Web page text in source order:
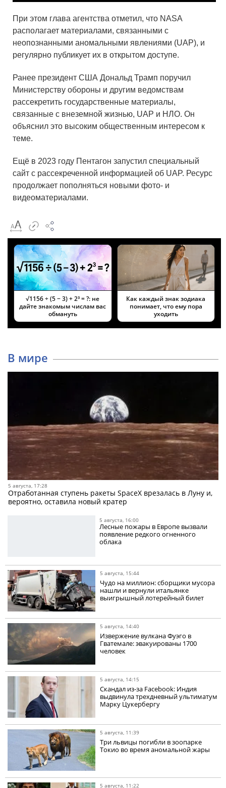
При этом глава агентства отметил, что NASA
располагает материалами, связанными с
неопознанными аномальными явлениями (UAP), и
регулярно публикует их в открытом доступе.
Ранее президент США Дональд Трамп поручил
Министерству обороны и другим ведомствам
рассекретить государственные материалы,
связанные с внеземной жизнью, UAP и НЛО. Он
объяснил это высоким общественным интересом к
теме.
Ещё в 2023 году Пентагон запустил специальный
сайт с рассекреченной информацией об UAP. Ресурс
продолжает пополняться новыми фото- и
видеоматериалами.
√1156 ÷ (5 − 3) + 2³ = ?: не
дайте знакомым числам вас
обмануть
Как каждый знак зодиака
понимает, что ему пора
уходить
В мире
5 августа, 17:28
Отработанная ступень ракеты SpaceX врезалась в Луну и,
вероятно, оставила новый кратер
5 августа, 16:00
Лесные пожары в Европе вызвали
появление редкого огненного
облака
5 августа, 15:44
Чудо на миллион: сборщики мусора
нашли и вернули итальянке
выигрышный лотерейный билет
5 августа, 14:40
Извержение вулкана Фуэго в
Гватемале: эвакуированы 1700
человек
5 августа, 14:15
Скандал из-за Facebook: Индия
выдвинула трехдневный ультиматум
Марку Цукербергу
5 августа, 11:39
Три львицы погибли в зоопарке
Токио во время аномальной жары
5 августа, 11:22